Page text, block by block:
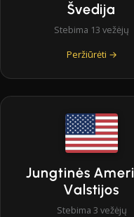
Švedija
Stebima 13 vežėjų
Peržiūrėti →
Jungtinės
Valstijos
Stebima 3 vežėjų